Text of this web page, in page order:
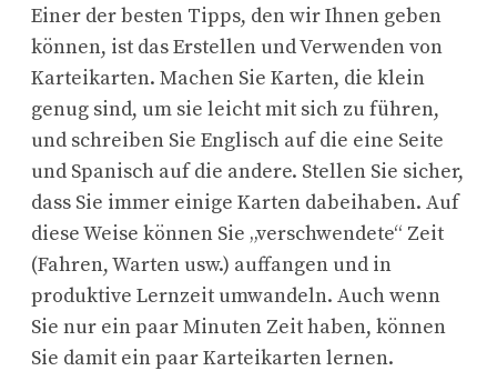
Einer der besten Tipps, den wir Ihnen geben
können, ist das Erstellen und Verwenden von
Karteikarten. Machen Sie Karten, die klein
genug sind, um sie leicht mit sich zu führen,
und schreiben Sie Englisch auf die eine Seite
und Spanisch auf die andere. Stellen Sie sicher,
dass Sie immer einige Karten dabeihaben. Auf
diese Weise können Sie „verschwendete“ Zeit
(Fahren, Warten usw.) auffangen und in
produktive Lernzeit umwandeln. Auch wenn
Sie nur ein paar Minuten Zeit haben, können
Sie damit ein paar Karteikarten lernen.